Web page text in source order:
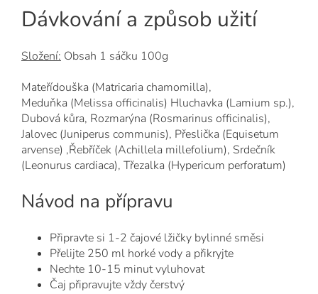
Dávkování a způsob užití
Složení: Obsah 1 sáčku 100g
Mateřídouška (Matricaria chamomilla),
Meduňka (Melissa officinalis) Hluchavka (Lamium sp.),
Dubová kůra, Rozmarýna (Rosmarinus officinalis),
Jalovec (Juniperus communis), Přeslička (Equisetum
arvense) ,Řebříček (Achillela millefolium), Srdečník
(Leonurus cardiaca), Třezalka (Hypericum perforatum)
Návod na přípravu
Připravte si 1-2 čajové lžičky bylinné směsi
Přelijte 250 ml horké vody a přikryjte
Nechte 10-15 minut vyluhovat
Čaj připravujte vždy čerstvý